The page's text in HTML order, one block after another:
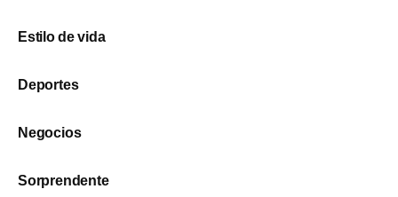
Estilo de vida
Deportes
Negocios
Sorprendente